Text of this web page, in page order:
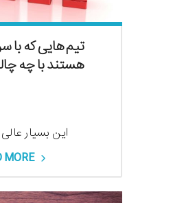
تیم هایی که با
هستند با چه
این بسیار
MORE